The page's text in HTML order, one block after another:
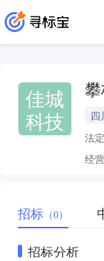
佳城
科技 四
法
经
招标 （0）
招标分析